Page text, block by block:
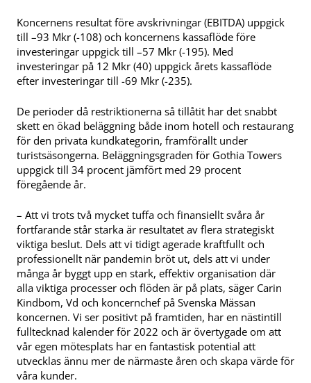
Koncernens resultat före avskrivningar (EBITDA) uppgick
till –93 Mkr (-108) och koncernens kassaflöde före
investeringar uppgick till –57 Mkr (-195). Med
investeringar på 12 Mkr (40) uppgick årets kassaflöde
efter investeringar till -69 Mkr (-235).
De perioder då restriktionerna så tillåtit har det snabbt
skett en ökad beläggning både inom hotell och restaurang
för den privata kundkategorin, framförallt under
turistsäsongerna. Beläggningsgraden för Gothia Towers
uppgick till 34 procent jämfört med 29 procent
föregående år.
– Att vi trots två mycket tuffa och finansiellt svåra år
fortfarande står starka är resultatet av flera strategiskt
viktiga beslut. Dels att vi tidigt agerade kraftfullt och
professionellt när pandemin bröt ut, dels att vi under
många år byggt upp en stark, effektiv organisation där
alla viktiga processer och flöden är på plats, säger Carin
Kindbom, Vd och koncernchef på Svenska Mässan
koncernen. Vi ser positivt på framtiden, har en nästintill
fulltecknad kalender för 2022 och är övertygade om att
vår egen mötesplats har en fantastisk potential att
utvecklas ännu mer de närmaste åren och skapa värde för
våra kunder.